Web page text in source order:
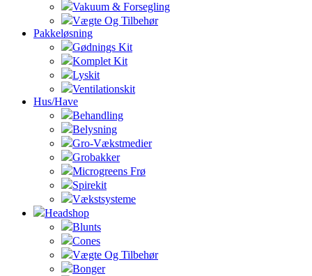
Vakuum & Forsegling
Vægte Og Tilbehør
Pakkeløsning
Gødnings Kit
Komplet Kit
Lyskit
Ventilationskit
Hus/Have
Behandling
Belysning
Gro-Vækstmedier
Grobakker
Microgreens Frø
Spirekit
Vækstsysteme
Headshop
Blunts
Cones
Vægte Og Tilbehør
Bonger